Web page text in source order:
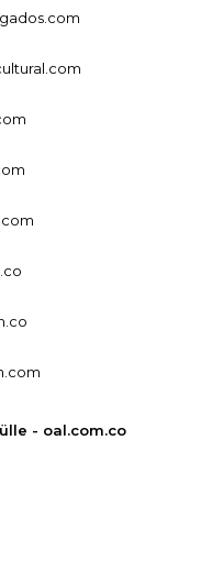
- oal.com.co